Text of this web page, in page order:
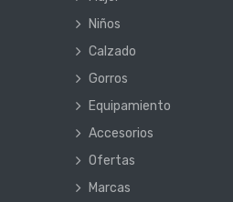
Niños
Calzado
Gorros
Equipamiento
Accesorios
Ofertas
Marcas